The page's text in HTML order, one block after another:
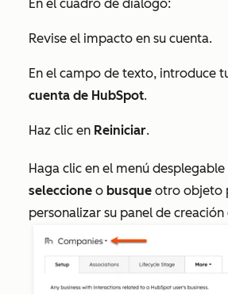
En el cuadro de diálogo:
Revise el impacto en su cuenta.
En el campo de texto, introduce
cuenta de HubSpot.
Haz clic en Reiniciar.
Haga clic en el menú desplegable
seleccione o busque otro objeto
personalizar su panel de